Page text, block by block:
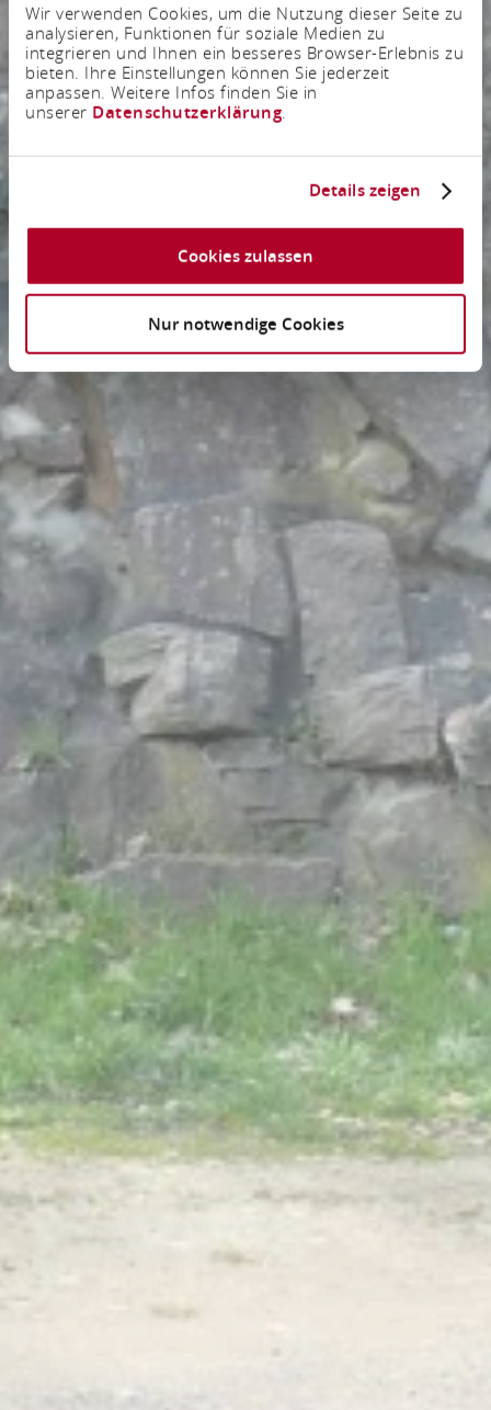
Wir verwenden Cookies, um die Nutzung dieser Seite zu
analysieren, Funktionen für soziale Medien zu
integrieren und Ihnen ein besseres Browser-Erlebnis zu
bieten. Ihre Einstellungen können Sie jederzeit
anpassen. Weitere Infos finden Sie in
unserer Datenschutzerklärung.
Details zeigen
Cookies zulassen
Nur notwendige Cookies